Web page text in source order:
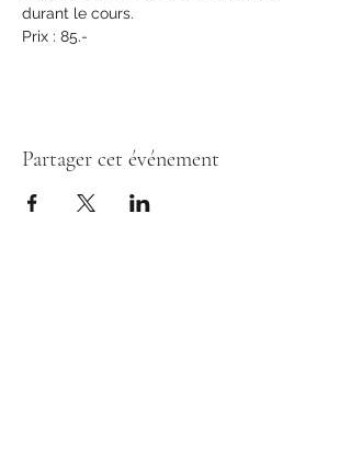
durant le cours.
Prix : 85.-
Partager cet événement